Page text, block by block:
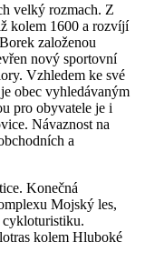
velký rozmach. Z
kolem 1600 a rozvíjí
založenou
nový sportovní
Vzhledem ke své
obec vyhledávaným
pro obyvatele je i
Návaznost na
a
Konečná
Mojský les,
cykloturistiku.
kolem Hluboké